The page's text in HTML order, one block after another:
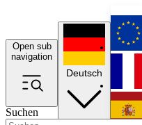
Open sub
navigation
Suchen
Deutsch